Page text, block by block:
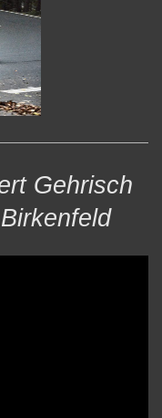
Gehrisch